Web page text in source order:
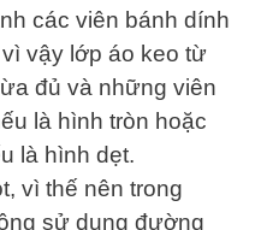
các viên bánh dính
vậy lớp áo keo từ
đủ và những viên
là hình tròn hoặc
là hình dẹt.
vì thế nên trong
sử dụng đường